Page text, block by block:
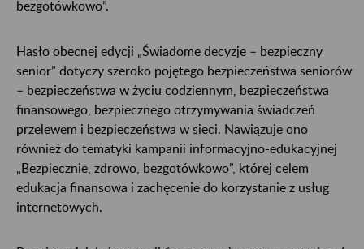
bezgotówkowo”.
Hasło obecnej edycji „Świadome decyzje – bezpieczny
senior” dotyczy szeroko pojętego bezpieczeństwa seniorów
– bezpieczeństwa w życiu codziennym, bezpieczeństwa
finansowego, bezpiecznego otrzymywania świadczeń
przelewem i bezpieczeństwa w sieci. Nawiązuje ono
również do tematyki kampanii informacyjno-edukacyjnej
„Bezpiecznie, zdrowo, bezgotówkowo”, której celem
edukacja finansowa i zachęcenie do korzystanie z usług
internetowych.